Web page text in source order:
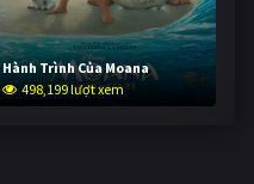
Hành Trình Của Moana
498,199 lượt xem